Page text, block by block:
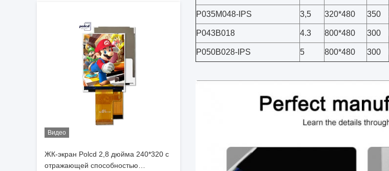
Видео
ЖК-экран Polcd 2,8 дюйма 240*320 с
отражающей способностью
P035M048-IPS 3,5 320*480 350
P043B018 4.3 800*480 300
P050B028-IPS 5 800*480 300